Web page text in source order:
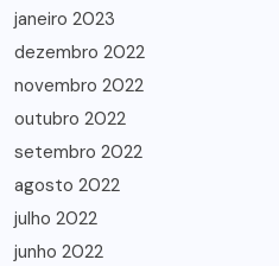
janeiro 2023
dezembro 2022
novembro 2022
outubro 2022
setembro 2022
agosto 2022
julho 2022
junho 2022